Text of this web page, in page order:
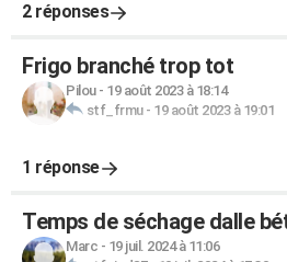
2 réponses
Frigo branché trop tot
Pilou- 19 août 2023 à 18:14
stf_frmu- 19 août 2023 à 19:01
1 réponse
Temps de séchage dalle
Marc - 19 juil. 2024 à 11:06